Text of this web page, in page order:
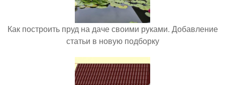
Как построить пруд на даче своими руками. Добавление
статьи в новую подборку